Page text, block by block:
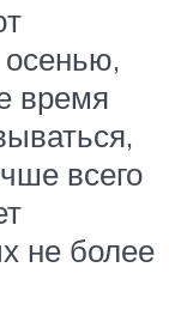
время
всего
не более